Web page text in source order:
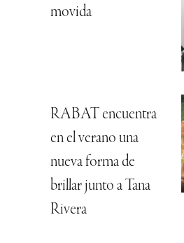
movida
RABAT encuentra
en el verano una
nueva forma de
brillar junto a Tana
Rivera